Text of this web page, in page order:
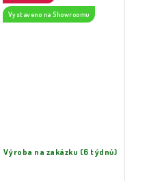
Vystaveno na Showroomu
Výroba na zakázku (6 týdnů)